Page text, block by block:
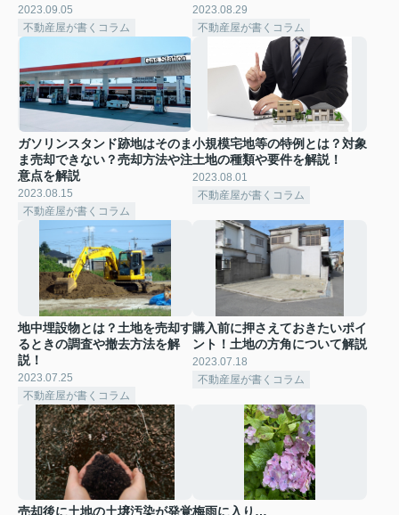
2023.09.05
不動産屋が書くコラム
2023.08.29
不動産屋が書くコラム
ガソリンスタンド跡地はそのま
ま売却できない？売却方法や注
意点を解説
2023.08.15
不動産屋が書くコラム
小規模宅地等の特例とは？対象
土地の種類や要件を解説！
2023.08.01
不動産屋が書くコラム
地中埋設物とは？土地を売却す
るときの調査や撤去方法を解
説！
2023.07.25
不動産屋が書くコラム
購入前に押さえておきたいポイ
ント！土地の方角について解説
2023.07.18
不動産屋が書くコラム
売却後に土地の土壌汚染が発覚梅雨に入り…